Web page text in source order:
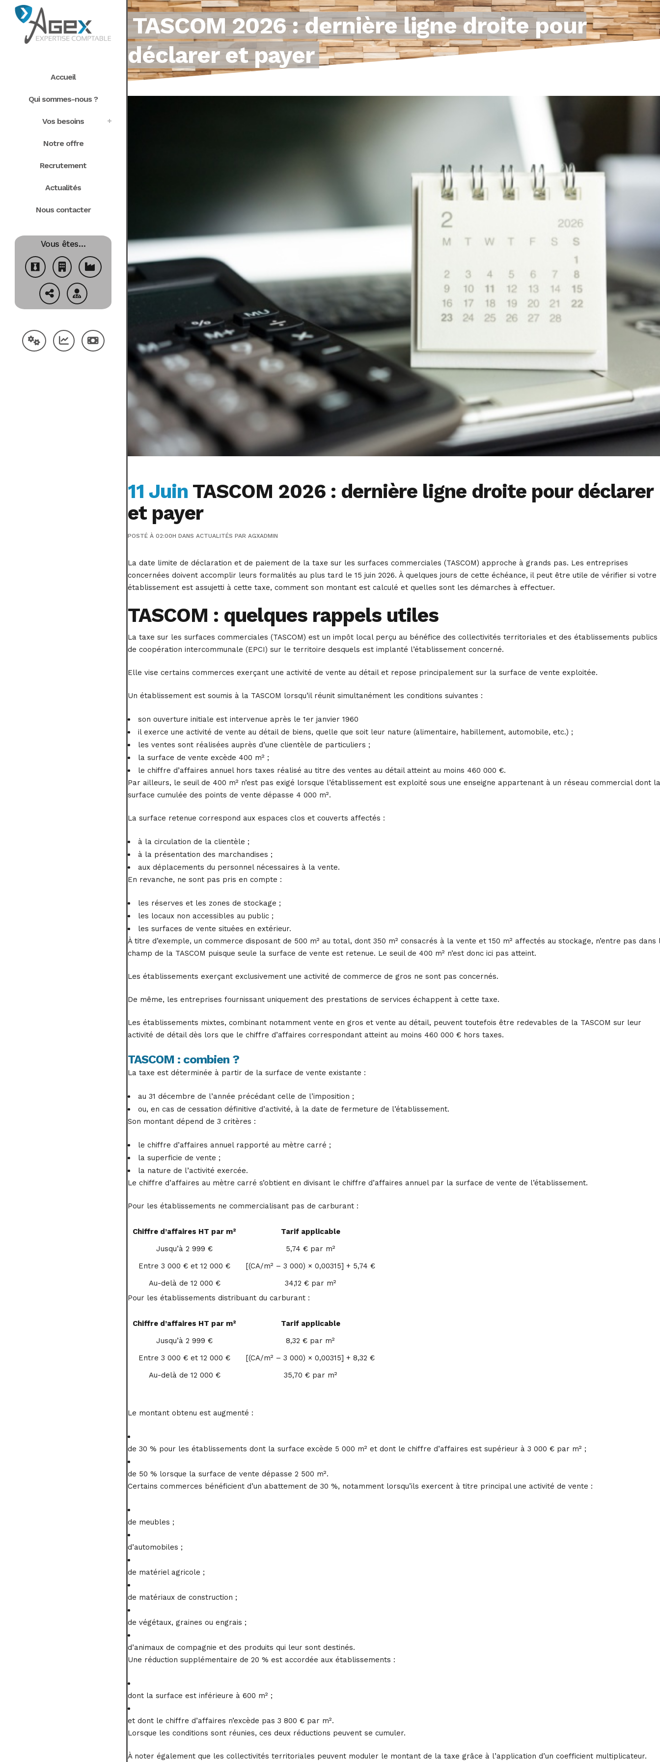
Accueil
Qui sommes-nous ?
Vos besoins
Notre offre
Recrutement
Actualités
Nous contacter
Vous êtes…
TASCOM 2026 : dernière ligne droite pour
déclarer et payer
11 Juin TASCOM 2026 : dernière ligne droite pour déclarer
et payer
POSTÉ À 02:00H DANS ACTUALITÉS PAR AGXADMIN
La date limite de déclaration et de paiement de la taxe sur les surfaces commerciales (TASCOM) approche à grands pas. Les entreprises
concernées doivent accomplir leurs formalités au plus tard le 15 juin 2026. À quelques jours de cette échéance, il peut être utile de vérifier si votre
établissement est assujetti à cette taxe, comment son montant est calculé et quelles sont les démarches à effectuer.
TASCOM : quelques rappels utiles
La taxe sur les surfaces commerciales (TASCOM) est un impôt local perçu au bénéfice des collectivités territoriales et des établissements publics
de coopération intercommunale (EPCI) sur le territoire desquels est implanté l’établissement concerné.
Elle vise certains commerces exerçant une activité de vente au détail et repose principalement sur la surface de vente exploitée.
Un établissement est soumis à la TASCOM lorsqu’il réunit simultanément les conditions suivantes :
son ouverture initiale est intervenue après le 1er janvier 1960
il exerce une activité de vente au détail de biens, quelle que soit leur nature (alimentaire, habillement, automobile, etc.) ;
les ventes sont réalisées auprès d’une clientèle de particuliers ;
la surface de vente excède 400 m² ;
le chiffre d’affaires annuel hors taxes réalisé au titre des ventes au détail atteint au moins 460 000 €.
Par ailleurs, le seuil de 400 m² n’est pas exigé lorsque l’établissement est exploité sous une enseigne appartenant à un réseau commercial dont la
surface cumulée des points de vente dépasse 4 000 m².
La surface retenue correspond aux espaces clos et couverts affectés :
à la circulation de la clientèle ;
à la présentation des marchandises ;
aux déplacements du personnel nécessaires à la vente.
En revanche, ne sont pas pris en compte :
les réserves et les zones de stockage ;
les locaux non accessibles au public ;
les surfaces de vente situées en extérieur.
À titre d’exemple, un commerce disposant de 500 m² au total, dont 350 m² consacrés à la vente et 150 m² affectés au stockage, n’entre pas dans
champ de la TASCOM puisque seule la surface de vente est retenue. Le seuil de 400 m² n’est donc ici pas atteint.
Les établissements exerçant exclusivement une activité de commerce de gros ne sont pas concernés.
De même, les entreprises fournissant uniquement des prestations de services échappent à cette taxe.
Les établissements mixtes, combinant notamment vente en gros et vente au détail, peuvent toutefois être redevables de la TASCOM sur leur
activité de détail dès lors que le chiffre d’affaires correspondant atteint au moins 460 000 € hors taxes.
TASCOM : combien ?
La taxe est déterminée à partir de la surface de vente existante :
au 31 décembre de l’année précédant celle de l’imposition ;
ou, en cas de cessation définitive d’activité, à la date de fermeture de l’établissement.
Son montant dépend de 3 critères :
le chiffre d’affaires annuel rapporté au mètre carré ;
la superficie de vente ;
la nature de l’activité exercée.
Le chiffre d’affaires au mètre carré s’obtient en divisant le chiffre d’affaires annuel par la surface de vente de l’établissement.
Pour les établissements ne commercialisant pas de carburant :
Chiffre d’affaires HT par m²
Tarif applicable
Jusqu’à 2 999 €
5,74 € par m²
Entre 3 000 € et 12 000 €
[(CA/m² – 3 000) × 0,00315] + 5,74 €
Au-delà de 12 000 €
34,12 € par m²
Pour les établissements distribuant du carburant :
Chiffre d’affaires HT par m²
Tarif applicable
Jusqu’à 2 999 €
8,32 € par m²
Entre 3 000 € et 12 000 €
[(CA/m² – 3 000) × 0,00315] + 8,32 €
Au-delà de 12 000 €
35,70 € par m²
Le montant obtenu est augmenté :
de 30 % pour les établissements dont la surface excède 5 000 m² et dont le chiffre d’affaires est supérieur à 3 000 € par m² ;
de 50 % lorsque la surface de vente dépasse 2 500 m².
Certains commerces bénéficient d’un abattement de 30 %, notamment lorsqu’ils exercent à titre principal une activité de vente :
de meubles ;
d’automobiles ;
de matériel agricole ;
de matériaux de construction ;
de végétaux, graines ou engrais ;
d’animaux de compagnie et des produits qui leur sont destinés.
Une réduction supplémentaire de 20 % est accordée aux établissements :
dont la surface est inférieure à 600 m² ;
et dont le chiffre d’affaires n’excède pas 3 800 € par m².
Lorsque les conditions sont réunies, ces deux réductions peuvent se cumuler.
À noter également que les collectivités territoriales peuvent moduler le montant de la taxe grâce à l’application d’un coefficient multiplicateur.